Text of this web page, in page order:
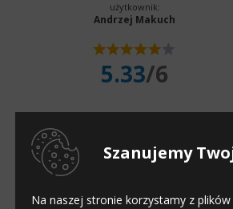
Szanujemy
Na naszej stronie korzystamy z
użytkownik:
Andrzej Makuch
5.33/6